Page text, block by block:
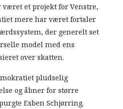
et projekt for Venstre,
mere har været fortaler
der generelt set
model med ens
over skatten.
pludselig
og åbner for større
Esben Schjørring.